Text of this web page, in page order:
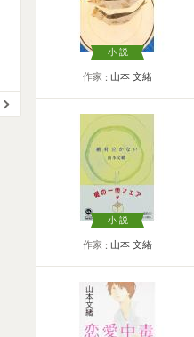
小説
作家 山本 文緒
小説
作家 山本 文緒